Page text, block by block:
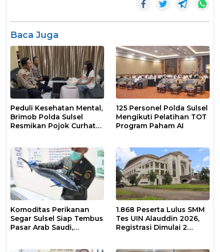
Baca Juga
Peduli Kesehatan Mental,
Brimob Polda Sulsel
Resmikan Pojok Curhat
125 Personel Polda Sulsel
Mengikuti Pelatihan TOT
Program Paham AI
Komoditas Perikanan
Segar Sulsel Siap Tembus
Pasar Arab Saudi,
1.868 Peserta Lulus SMM
Tes UIN Alauddin 2026,
Registrasi Dimulai 2